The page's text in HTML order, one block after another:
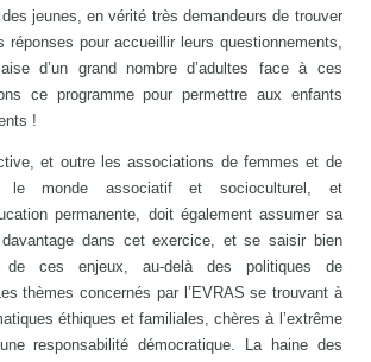
jeunes, en vérité très demandeurs de trouver
réponses pour accueillir leurs questionnements,
d’un grand nombre d’adultes face à ces
ce programme pour permettre aux enfants
!
et outre les associations de femmes et de
le monde associatif et socioculturel, et
permanente, doit également assumer sa
dans cet exercice, et se saisir bien
de ces enjeux, au-delà des politiques de
thèmes concernés par l’EVRAS se trouvant à
éthiques et familiales, chères à l’extrême
responsabilité démocratique. La haine des